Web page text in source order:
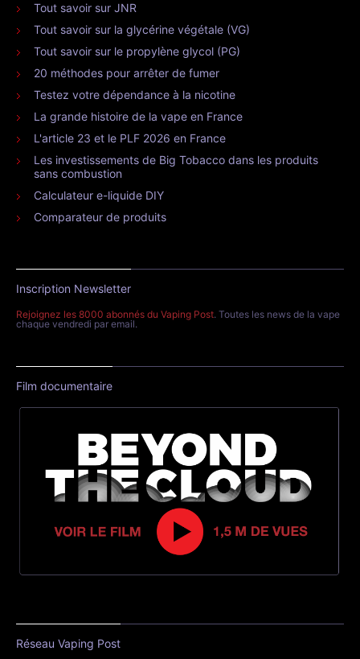
Tout savoir sur JNR
Tout savoir sur la glycérine végétale (VG)
Tout savoir sur le propylène glycol (PG)
20 méthodes pour arrêter de fumer
Testez votre dépendance à la nicotine
La grande histoire de la vape en France
L'article 23 et le PLF 2026 en France
Les investissements de Big Tobacco dans les produits
sans combustion
Calculateur e-liquide DIY
Comparateur de produits
Inscription Newsletter
Rejoignez les 8000 abonnés du Vaping Post. Toutes les news de la vape
chaque vendredi par email.
Film documentaire
Réseau Vaping Post